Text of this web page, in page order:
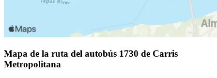
Mapa de la ruta del autobús 1730 de Carris
Metropolitana